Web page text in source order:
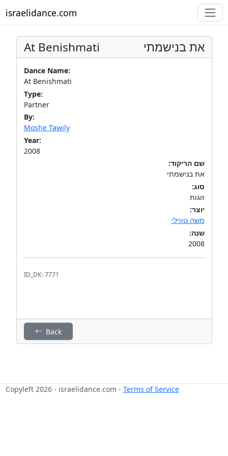
israelidance.com
At Benishmati את בנישמתי
Dance Name:
At Benishmati
Type:
Partner
By:
Moshe Tawily
Year:
2008
שם הריקוד:
את בנישמתי
סוג:
זוגות
יוצר:
משה טווילי
שנה:
2008
ID_DK: 7771
Back
Copyleft 2026 - israelidance.com - Terms of Service